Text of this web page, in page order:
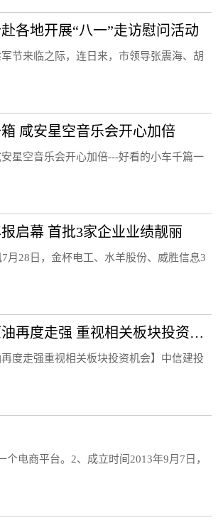
各地开展“八一”走访慰问活动
节来临之际，连日来，市领导张震海、胡
咸安星空音乐会开心加倍
星空音乐会开心加倍---好看的小车千篇一
报启幕 首批3家企业业绩靓丽
月28日，金杯电工、水羊股份、威胜信息3
中信建投：原油再度走强 重视相关板块投资机会
再度走强重视相关板块投资机会】中信建投
个电商平台。2、成立时间2013年9月7日，